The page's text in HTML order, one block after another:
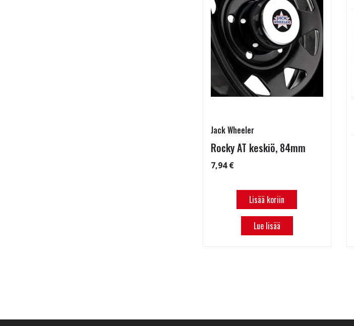
Jack Wheeler
Rocky AT keskiö, 84mm
7,94 €
Lisää koriin
Lue lisää